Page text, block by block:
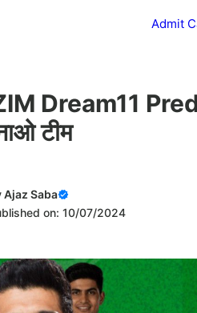
Admit
Dream11
टीम
Ajaz Saba
on: 10/07/2024